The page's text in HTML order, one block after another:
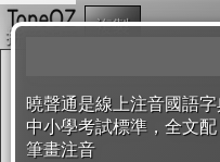
曉聲通是線上注音國語
中小學考試標準，全文
筆畫注音
複製